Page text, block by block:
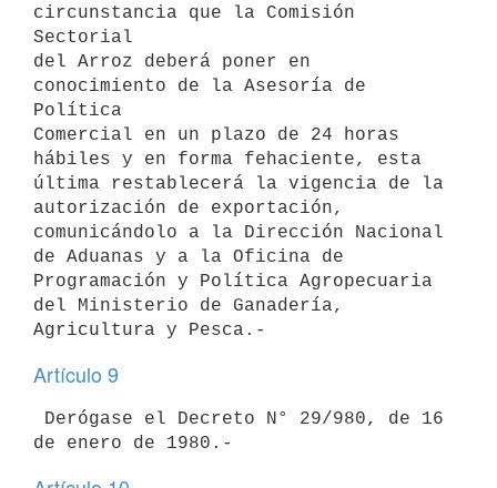
circunstancia que la Comisión
Sectorial
del Arroz deberá poner en
conocimiento de la Asesoría de
Política
Comercial en un plazo de 24 horas
hábiles y en forma fehaciente, esta
última restablecerá la vigencia de la
autorización de exportación,
comunicándolo a la Dirección Nacional
de Aduanas y a la Oficina de
Programación y Política Agropecuaria
del Ministerio de Ganadería,
Artículo 9